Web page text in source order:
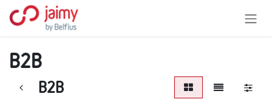
Overslaan naar inhoud
B2B
B2B